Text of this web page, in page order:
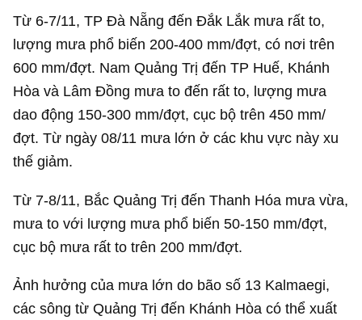
Từ 6-7/11, TP Đà Nẵng đến Đắk Lắk mưa rất to,
lượng mưa phổ biến 200-400 mm/đợt, có nơi trên
600 mm/đợt. Nam Quảng Trị đến TP Huế, Khánh
Hòa và Lâm Đồng mưa to đến rất to, lượng mưa
dao động 150-300 mm/đợt, cục bộ trên 450 mm/
đợt. Từ ngày 08/11 mưa lớn ở các khu vực này xu
thế giảm.
Từ 7-8/11, Bắc Quảng Trị đến Thanh Hóa mưa vừa,
mưa to với lượng mưa phổ biến 50-150 mm/đợt,
cục bộ mưa rất to trên 200 mm/đợt.
Ảnh hưởng của mưa lớn do bão số 13 Kalmaegi,
các sông từ Quảng Trị đến Khánh Hòa có thể xuất